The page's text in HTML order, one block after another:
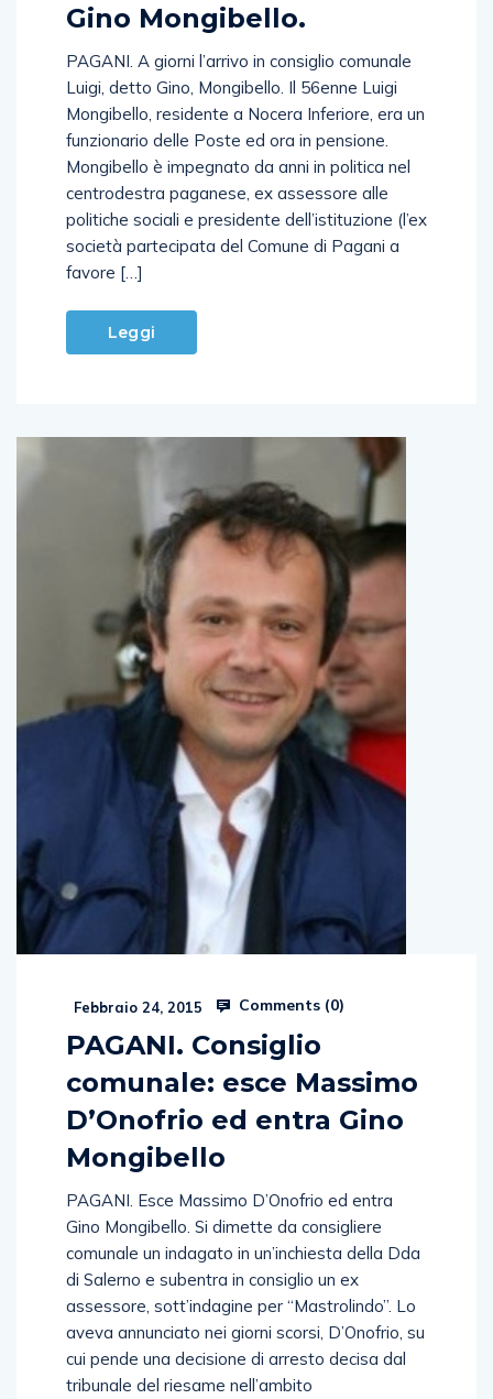
Gino Mongibello.
PAGANI. A giorni l’arrivo in consiglio comunale
Luigi, detto Gino, Mongibello. Il 56enne Luigi
Mongibello, residente a Nocera Inferiore, era un
funzionario delle Poste ed ora in pensione.
Mongibello è impegnato da anni in politica nel
centrodestra paganese, ex assessore alle
politiche sociali e presidente dell’istituzione (l’ex
società partecipata del Comune di Pagani a
favore […]
Leggi
Febbraio 24, 2015 Comments (0)
PAGANI. Consiglio
comunale: esce Massimo
D’Onofrio ed entra Gino
Mongibello
PAGANI. Esce Massimo D’Onofrio ed entra
Gino Mongibello. Si dimette da consigliere
comunale un indagato in un’inchiesta della Dda
di Salerno e subentra in consiglio un ex
assessore, sott’indagine per “Mastrolindo”. Lo
aveva annunciato nei giorni scorsi, D’Onofrio, su
cui pende una decisione di arresto decisa dal
tribunale del riesame nell’ambito